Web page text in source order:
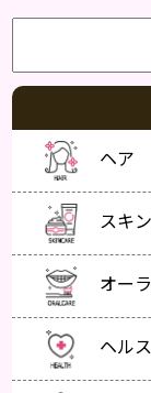
検索
ヘア
スキ
オー
ヘルス